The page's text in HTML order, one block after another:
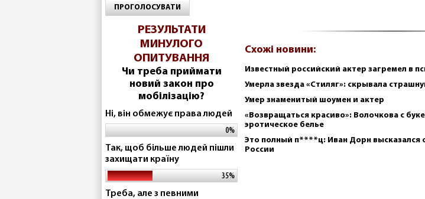
ПРОГОЛОСУВАТИ
РЕЗУЛЬТАТИ
МИНУЛОГО
ОПИТУВАННЯ
Чи треба приймати
новий закон про
мобілізацію?
Ні, він обмежує права людей
0%
Так, щоб більше людей пішли
захищати країну
35%
Треба, але з певними
Схожі новини:
Известный российский актер загремел в
Умерла звезда «Стиляг»: скрывала
Умер знаменитый шоумен и актер
«Возвращаться красиво»: Волочкова с
эротическое белье
Это полный п****ц: Иван Дорн высказался
России